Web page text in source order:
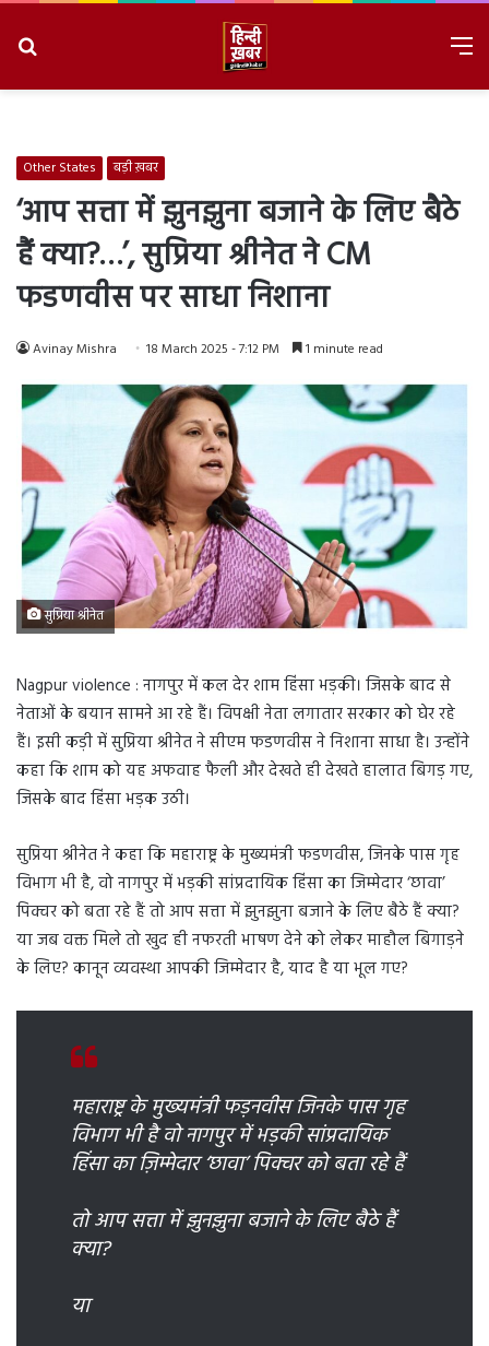
Other States बड़ी ख़बर
‘आप सत्ता में झुनझुना बजाने के लिए बैठे
हैं क्या?…’, सुप्रिया श्रीनेत ने CM
फडणवीस पर साधा निशाना
Avinay Mishra 18 March 2025 - 7:12 PM 1 minute read
सुप्रिया श्रीनेत
Nagpur violence : नागपुर में कल देर शाम हिंसा भड़की। जिसके बाद से
नेताओं के बयान सामने आ रहे हैं। विपक्षी नेता लगातार सरकार को घेर रहे
हैं। इसी कड़ी में सुप्रिया श्रीनेत ने सीएम फडणवीस ने निशाना साधा है। उन्होंने
कहा कि शाम को यह अफवाह फैली और देखते ही देखते हालात बिगड़ गए,
जिसके बाद हिंसा भड़क उठी।
सुप्रिया श्रीनेत ने कहा कि महाराष्ट्र के मुख्यमंत्री फडणवीस, जिनके पास गृह
विभाग भी है, वो नागपुर में भड़की सांप्रदायिक हिंसा का जिम्मेदार ‘छावा’
पिक्चर को बता रहे हैं तो आप सत्ता में झुनझुना बजाने के लिए बैठे हैं क्या?
या जब वक्त मिले तो खुद ही नफरती भाषण देने को लेकर माहौल बिगाड़ने
के लिए? कानून व्यवस्था आपकी जिम्मेदार है, याद है या भूल गए?
महाराष्ट्र के मुख्यमंत्री फड़नवीस जिनके पास गृह
विभाग भी है वो नागपुर में भड़की सांप्रदायिक
हिंसा का ज़िम्मेदार ‘छावा’ पिक्चर को बता रहे हैं
तो आप सत्ता में झुनझुना बजाने के लिए बैठे हैं
क्या?
या